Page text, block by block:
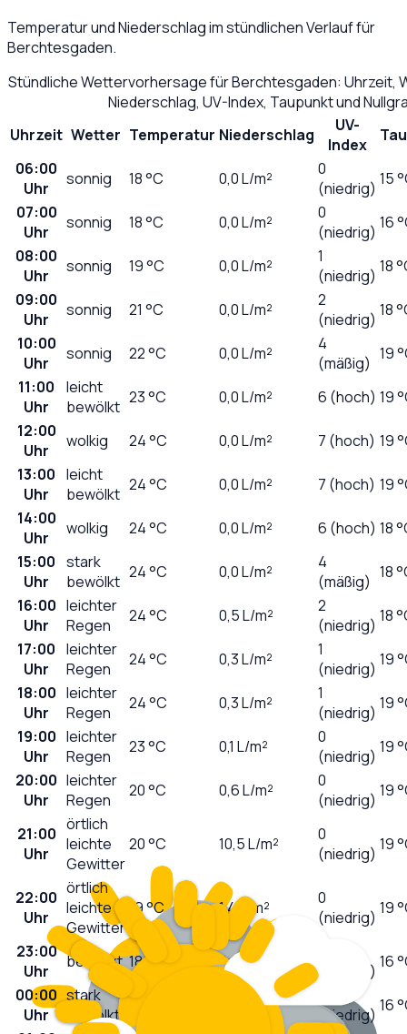
Temperatur und Niederschlag im stündlichen Verlauf für
Berchtesgaden.
Stündliche Wettervorhersage fürBerchtesgaden: Uhrzeit,
Niederschlag, UV-Index, Taupunkt und
Uhrzeit Wetter Temperatur Niederschlag
UV-
Index
06:00
Uhr
sonnig 18°C 0,0L/m²
0
(niedrig) 15
07:00
Uhr
sonnig 18°C 0,0L/m²
0
(niedrig) 16
08:00
Uhr
sonnig 19°C 0,0L/m²
1
(niedrig) 18
09:00
Uhr
sonnig 21 °C 0,0L/m²
2
(niedrig) 18
10:00
Uhr
sonnig 22°C 0,0L/m²
4
(mäßig) 19
11:00
Uhr
leicht
bewölkt 23°C 0,0L/m² 6 (hoch) 19
12:00
Uhr
wolkig 24°C 0,0L/m² 7 (hoch) 19
13:00
Uhr
leicht
bewölkt 24°C 0,0L/m² 7 (hoch) 19
14:00
Uhr
wolkig 24°C 0,0L/m² 6 (hoch) 18
15:00
Uhr
stark
bewölkt 24°C 0,0L/m²
4
(mäßig) 18
16:00
Uhr
leichter
Regen
24°C 0,5L/m²
2
(niedrig) 18
17:00
Uhr
leichter
Regen
24°C 0,3L/m²
1
(niedrig) 19
18:00
Uhr
leichter
Regen
24°C 0,3L/m²
1
(niedrig) 19
19:00
Uhr
leichter
Regen
23°C 0,1 L/m²
0
(niedrig) 19
20:00
Uhr
leichter
Regen
20°C 0,6L/m²
0
(niedrig) 19
21:00
Uhr
örtlich
leichte
Gewitter
20°C 10,5L/m²
0
(niedrig) 19
22:00
Uhr
örtlich
leichte
Gewitter
19°C 1,4 L/m²
0
(niedrig) 19
23:00
Uhr
bedeckt 18°C 0,0 L/m²
(niedrig) 16
00:00
Uhr
stark
bewölkt
L/m²
(niedrig) 16